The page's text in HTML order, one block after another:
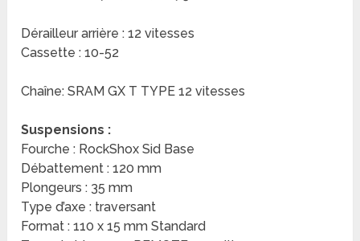
Dérailleur arrière : 12 vitesses
Cassette : 10-52
Chaîne: SRAM GX T TYPE 12 vitesses
Suspensions :
Fourche : RockShox Sid Base
Débattement : 120 mm
Plongeurs : 35 mm
Type d’axe : traversant
Format : 110 x 15 mm Standard